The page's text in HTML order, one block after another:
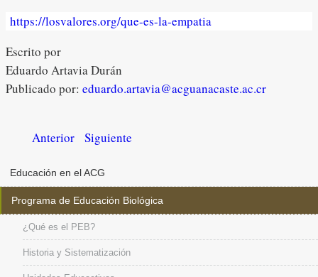
https://losvalores.org/que-es-la-empatia
Escrito por
Eduardo Artavia Durán
Publicado por: eduardo.artavia@acguanacaste.ac.cr
Anterior Siguiente
Educación en el ACG
Programa de Educación Biológica
¿Qué es el PEB?
Historia y Sistematización